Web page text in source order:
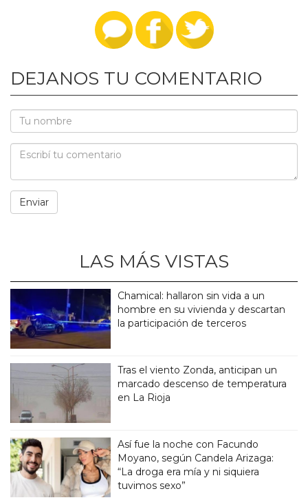
DEJANOS TU COMENTARIO
LAS MÁS VISTAS
Chamical: hallaron sin vida a un
hombre en su vivienda y descartan
la participación de terceros
Tras el viento Zonda, anticipan un
marcado descenso de temperatura
en La Rioja
Así fue la noche con Facundo
Moyano, según Candela Arizaga:
“La droga era mía y ni siquiera
tuvimos sexo”